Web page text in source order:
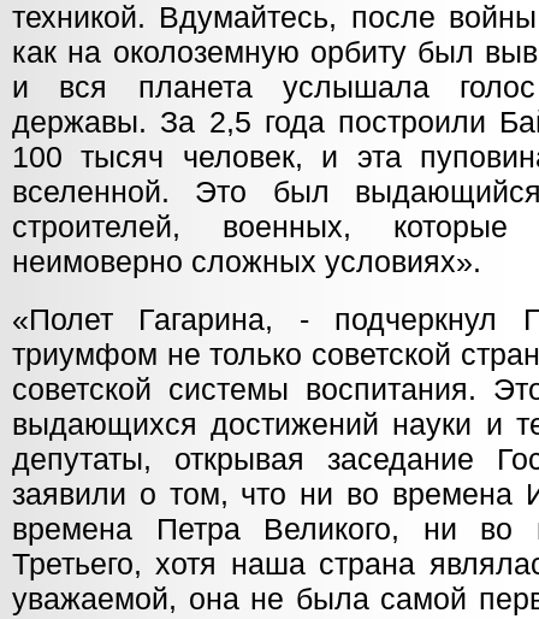
техникой. Вдумайтесь, после
как на околоземную орбиту был
и вся планета услышала голос
державы. За 2,5 года построили
100 тысяч человек, и эта
вселенной. Это был
строителей, военных,
неимоверно сложных условиях».
«Полет Гагарина, - подчеркнул
триумфом не только советской
советской системы воспитания.
выдающихся достижений науки и
депутаты, открывая заседание
заявили о том, что ни во времена
времена Петра Великого, ни во
Третьего, хотя наша страна
уважаемой, она не была самой